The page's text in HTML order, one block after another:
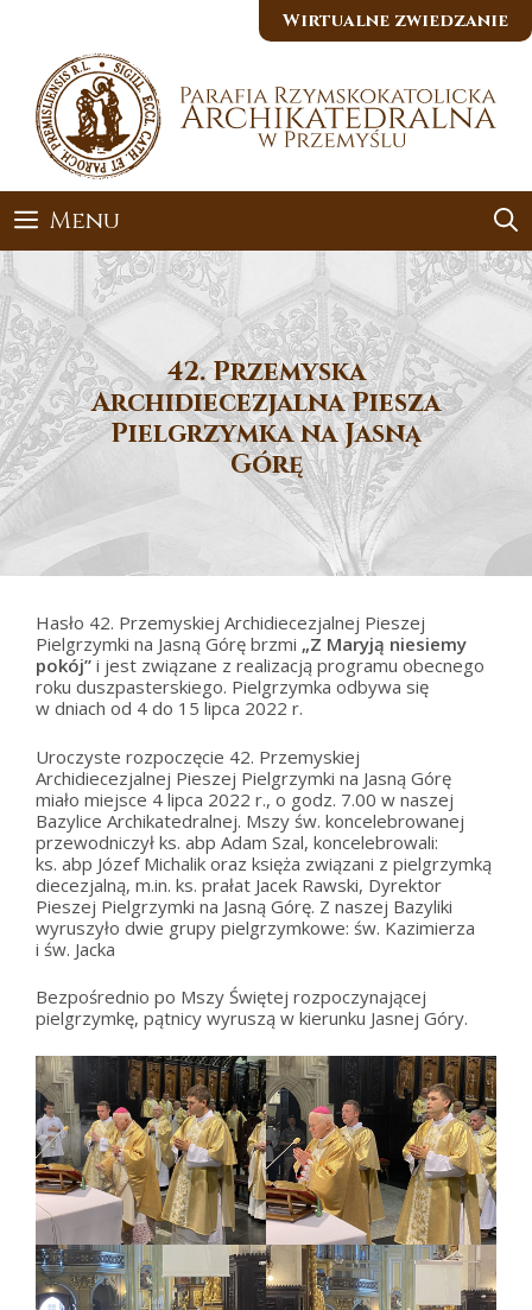
Wirtualne zwiedzanie
Menu
42. Przemyska
Archidiecezjalna Piesza
Pielgrzymka na Jasną
Górę
Hasło 42. Przemyskiej Archidiecezjalnej Pieszej
Pielgrzymki na Jasną Górę brzmi „Z Maryją niesiemy
pokój” i jest związane z realizacją programu obecnego
roku duszpasterskiego. Pielgrzymka odbywa się
w dniach od 4 do 15 lipca 2022 r.
Uroczyste rozpoczęcie 42. Przemyskiej
Archidiecezjalnej Pieszej Pielgrzymki na Jasną Górę
miało miejsce 4 lipca 2022 r., o godz. 7.00 w naszej
Bazylice Archikatedralnej. Mszy św. koncelebrowanej
przewodniczył ks. abp Adam Szal, koncelebrowali:
ks. abp Józef Michalik oraz księża związani z pielgrzymką
diecezjalną, m.in. ks. prałat Jacek Rawski, Dyrektor
Pieszej Pielgrzymki na Jasną Górę. Z naszej Bazyliki
wyruszyło dwie grupy pielgrzymkowe: św. Kazimierza
i św. Jacka
Bezpośrednio po Mszy Świętej rozpoczynającej
pielgrzymkę, pątnicy wyruszą w kierunku Jasnej Góry.